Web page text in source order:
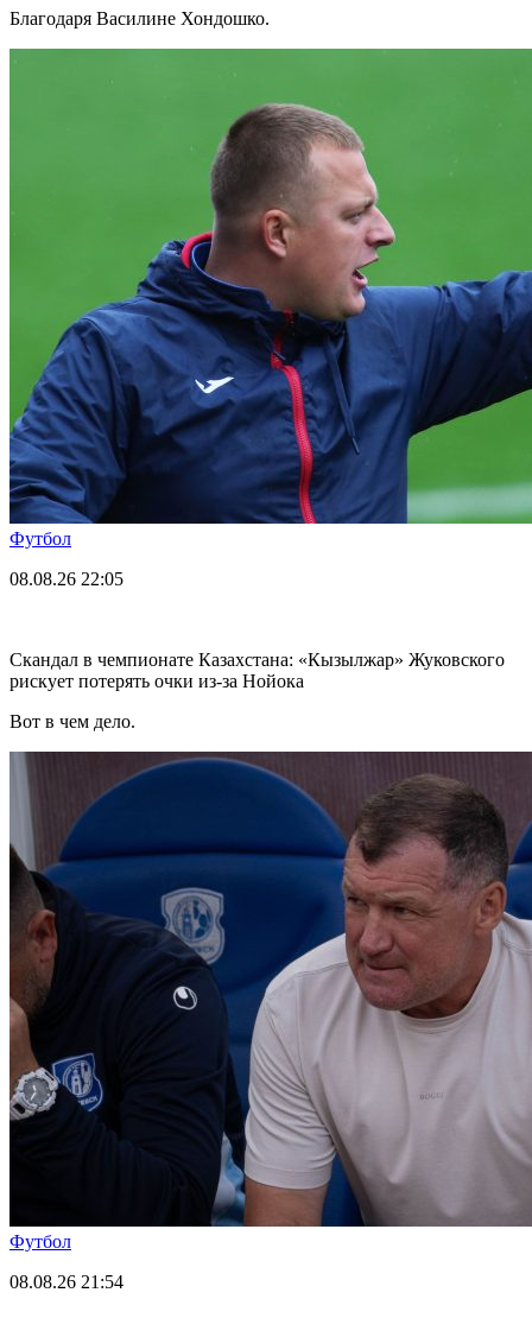
Благодаря Василине Хондошко.
Футбол
08.08.26 22:05
Скандал в чемпионате Казахстана: «Кызылжар» Жуковского
рискует потерять очки из-за Нойока
Вот в чем дело.
Футбол
08.08.26 21:54